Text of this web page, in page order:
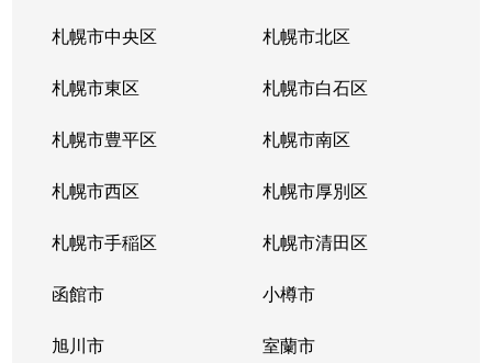
月寒東２条
福住
月寒東２条
福住
月寒東３条
月寒中央
月寒東４条
月寒中央
月寒東４条
南郷7丁目
月寒東５条
南郷7丁目
豊平２条
東札幌
札幌市中央区 札幌市北区
札幌市東区 札幌市白石区
札幌市豊平区 札幌市南区
札幌市西区 札幌市厚別区
札幌市手稲区 札幌市清田区
函館市 小樽市
旭川市 室蘭市